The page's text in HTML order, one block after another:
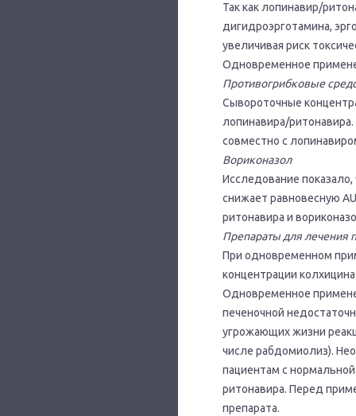
Так как лопинавир/
дигидроэрготамина,
увеличивая риск
Одновременное
Противогрибковые
Сывороточные
лопинавира/
совместно с
Вориконазол
Исследование
снижает равновесную
ритонавира и
Препараты для лечения
При одновременном
концентрации колхицина
Одновременное
печеночной
угрожающих жизни
числе рабдомиолиз).
пациентам с
ритонавира. Перед
препарата.